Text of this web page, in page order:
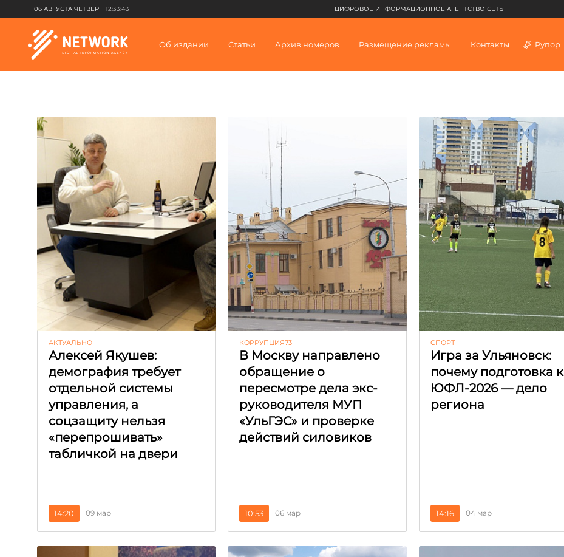
06 АВГУСТА ЧЕТВЕРГ 12:33:43 ЦИФРОВОЕ ИНФОРМАЦИОННОЕ АГЕНТСТВО СЕТЬ
Об издании Статьи Архив номеров Размещение рекламы Контакты Рупор
АКТУАЛЬНО
Алексей Якушев:
демография требует
отдельной системы
управления, а
соцзащиту нельзя
«перепрошивать»
табличкой на двери
14:20 09 мар
КОРРУПЦИЯ73
В Москву направлено
обращение о
пересмотре дела экс-
руководителя МУП
«УльГЭС» и проверке
действий силовиков
10:53 06 мар
CПОРТ
Игра за Ульяновск:
почему подготовка к
ЮФЛ-2026 — дело
региона
14:16 04 мар